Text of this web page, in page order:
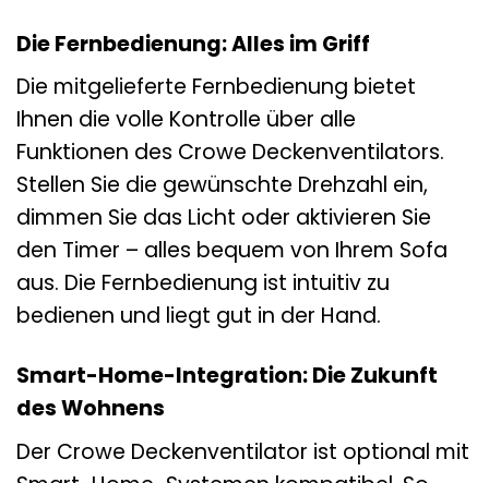
Die Fernbedienung: Alles im Griff
Die mitgelieferte Fernbedienung bietet
Ihnen die volle Kontrolle über alle
Funktionen des Crowe Deckenventilators.
Stellen Sie die gewünschte Drehzahl ein,
dimmen Sie das Licht oder aktivieren Sie
den Timer – alles bequem von Ihrem Sofa
aus. Die Fernbedienung ist intuitiv zu
bedienen und liegt gut in der Hand.
Smart-Home-Integration: Die Zukunft
des Wohnens
Der Crowe Deckenventilator ist optional mit